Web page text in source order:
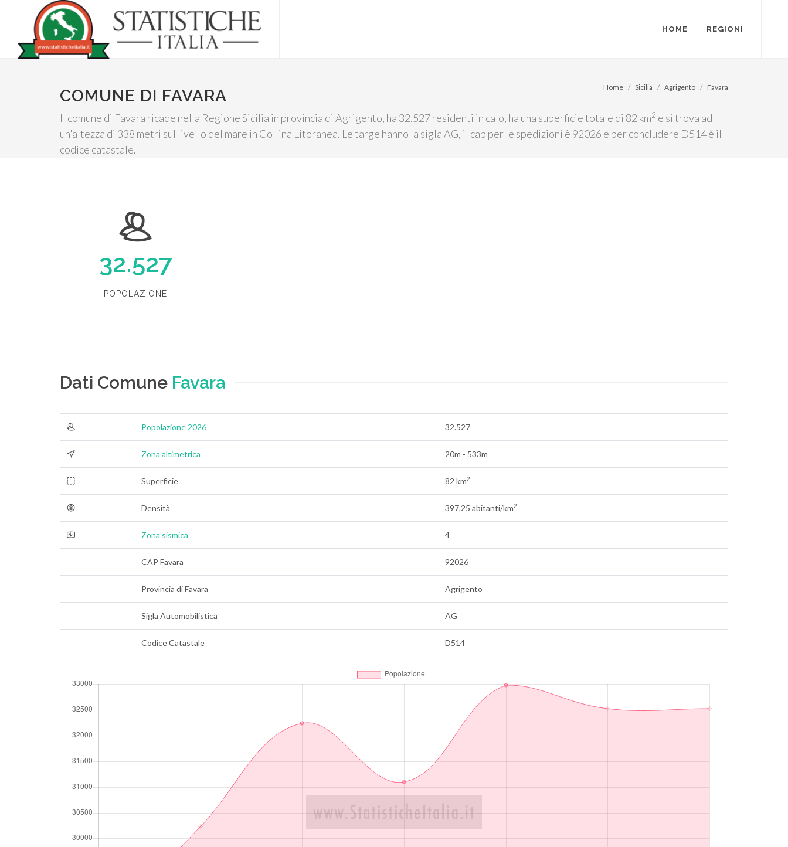
HOME REGIONI
COMUNE DI FAVARA
Il comune di Favara ricade nella Regione Sicilia in provincia di Agrigento, ha 32.527 residenti in calo, ha una superficie totale di 82 km2 e si trova ad
un'altezza di 338 metri sul livello del mare in Collina Litoranea. Le targe hanno la sigla AG, il cap per le spedizioni è 92026 e per concludere D514 è il
codice catastale.
Home Sicilia Agrigento Favara
32.527
POPOLAZIONE
Dati Comune Favara
Popolazione 2026 32.527
Zona altimetrica 20m - 533m
Superficie 82 km2
Densità 397,25 abitanti/km2
Zona sismica 4
CAP Favara 92026
Provincia di Favara Agrigento
Sigla Automobilistica AG
Codice Catastale D514